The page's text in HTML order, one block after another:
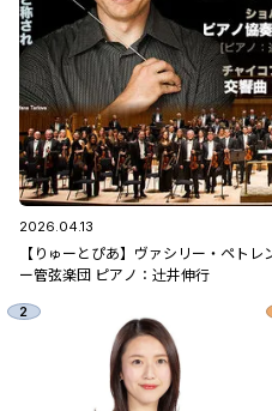
2026.04.13
【りゅーとぴあ】ヴァシリー・ペト
ー管弦楽団 ピアノ：辻󠄀井伸行